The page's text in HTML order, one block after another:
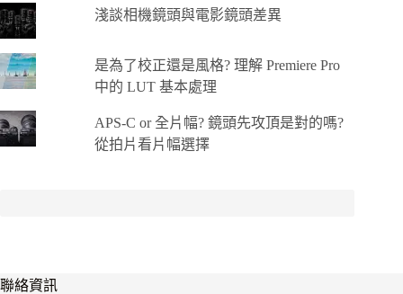
淺談相機鏡頭與電影鏡頭差異
是為了校正還是風格? 理解 Premiere Pro
中的 LUT 基本處理
APS-C or 全片幅? 鏡頭先攻頂是對的嗎?
從拍片看片幅選擇
聯絡資訊